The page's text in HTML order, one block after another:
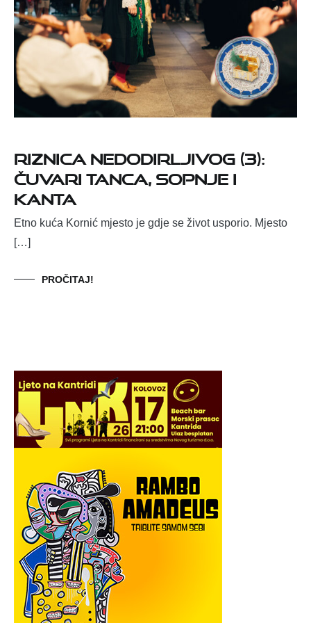
Riznica nedodirljivog (3):
Čuvari tanca, sopnje i
kanta
Etno kuća Kornić mjesto je gdje se život usporio. Mjesto
[…]
PROČITAJ!